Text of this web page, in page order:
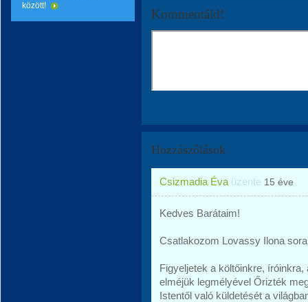
között!
Kommentáld!
Hozzászólások
Csizmadia Éva üzente 15 éve
Kedves Barátaim!
Csatlakozom Lovassy Ilona
Figyeljetek a költőinkre,
elméjük legmélyével Őrizték
Istentől való küldetését a